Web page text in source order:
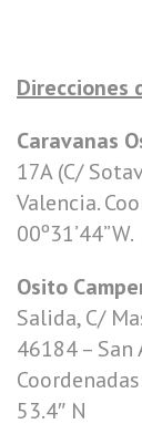
Direcciones
Caravanas
17A (C/
Valencia.
00º31’44”W.
Osito
Salida, C/
46184 –
53.4″ N